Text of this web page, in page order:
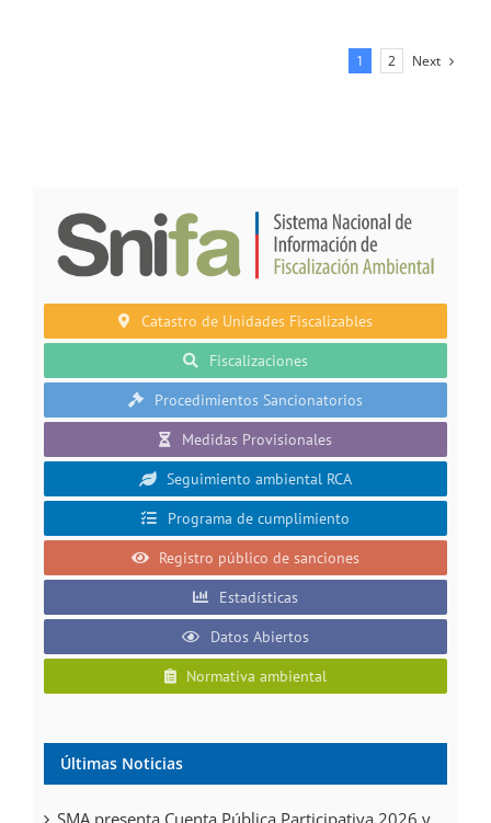
1 2 Next
Catastro de Unidades Fiscalizables
Fiscalizaciones
Procedimientos Sancionatorios
Medidas Provisionales
Seguimiento ambiental RCA
Programa de cumplimiento
Registro público de sanciones
Estadísticas
Datos Abiertos
Normativa ambiental
Últimas Noticias
SMA presenta Cuenta Pública Participativa 2026 y